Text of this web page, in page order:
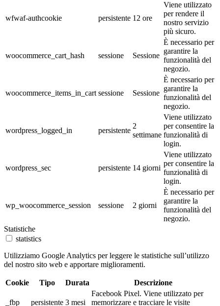
wfwaf-authcookie persistente 12 ore
Viene utilizzato
per rendere il
nostro servizio
più sicuro.
woocommerce_cart_hash sessione Sessione
È necessario per
garantire la
funzionalità del
negozio.
woocommerce_items_in_cart sessione Sessione
È necessario per
garantire la
funzionalità del
negozio.
wordpress_logged_in persistente
2
settimane
Viene utilizzato
per consentire la
funzionalità di
login.
wordpress_sec persistente 14 giorni
Viene utilizzato
per consentire la
funzionalità di
login.
wp_woocommerce_session sessione 2 giorni
È necessario per
garantire la
funzionalità del
negozio.
Statistiche
statistics
Utilizziamo Google Analytics per leggere le statistiche sull’utilizzo
del nostro sito web e apportare miglioramenti.
Cookie Tipo Durata Descrizione
_fbp persistente 3 mesi
Facebook Pixel. Viene utilizzato per
memorizzare e tracciare le visite